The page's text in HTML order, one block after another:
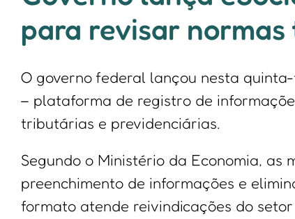
para revisar
O governo federal lançou nesta
– plataforma de registro de
tributárias e previdenciárias.
Segundo o Ministério da Economia, as
preenchimento de informações e
formato atende reivindicações do